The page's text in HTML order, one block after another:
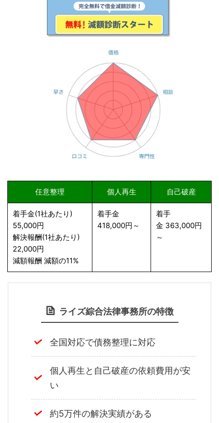
任意整理 個人再生 自己破産
着手金(1社あたり)
55,000円
解決報酬(1社あたり)
22,000円
減額報酬 減額の11%
着手金
418,000円～
着手
金 363,000円
～
ライズ綜合法律事務所の特徴
全国対応で債務整理に対応
個人再生と自己破産の依頼費用が安
い
約5万件の解決実績がある